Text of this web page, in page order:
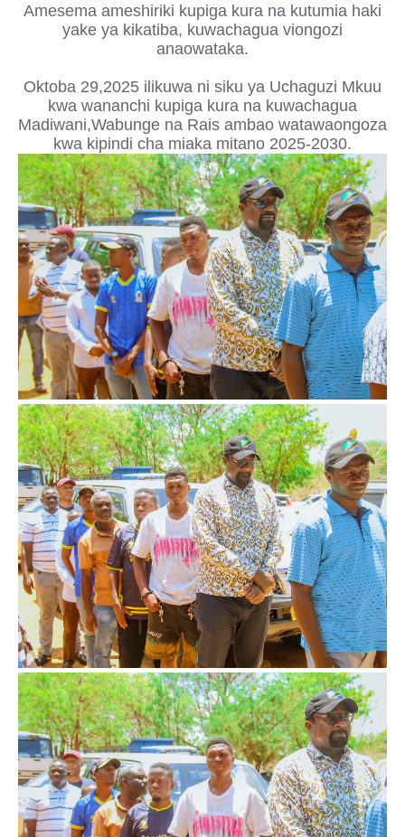
Amesema ameshiriki kupiga kura na kutumia haki
yake ya kikatiba, kuwachagua viongozi
anaowataka.
Oktoba 29,2025 ilikuwa ni siku ya Uchaguzi Mkuu
kwa wananchi kupiga kura na kuwachagua
Madiwani,Wabunge na Rais ambao watawaongoza
kwa kipindi cha miaka mitano 2025-2030.